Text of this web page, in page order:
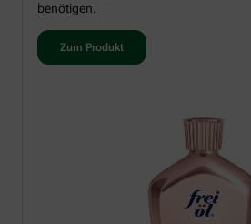
benötigen.
Zum Produkt